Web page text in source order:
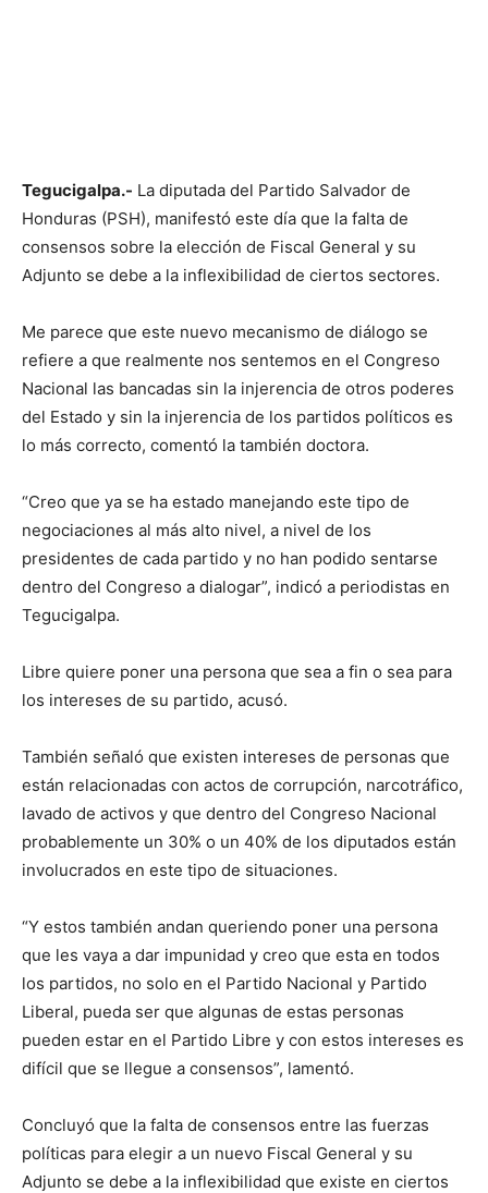
Tegucigalpa.- La diputada del Partido Salvador de
Honduras (PSH), manifestó este día que la falta de
consensos sobre la elección de Fiscal General y su
Adjunto se debe a la inflexibilidad de ciertos sectores.
Me parece que este nuevo mecanismo de diálogo se
refiere a que realmente nos sentemos en el Congreso
Nacional las bancadas sin la injerencia de otros poderes
del Estado y sin la injerencia de los partidos políticos es
lo más correcto, comentó la también doctora.
“Creo que ya se ha estado manejando este tipo de
negociaciones al más alto nivel, a nivel de los
presidentes de cada partido y no han podido sentarse
dentro del Congreso a dialogar”, indicó a periodistas en
Tegucigalpa.
Libre quiere poner una persona que sea a fin o sea para
los intereses de su partido, acusó.
También señaló que existen intereses de personas que
están relacionadas con actos de corrupción, narcotráfico,
lavado de activos y que dentro del Congreso Nacional
probablemente un 30% o un 40% de los diputados están
involucrados en este tipo de situaciones.
“Y estos también andan queriendo poner una persona
que les vaya a dar impunidad y creo que esta en todos
los partidos, no solo en el Partido Nacional y Partido
Liberal, pueda ser que algunas de estas personas
pueden estar en el Partido Libre y con estos intereses es
difícil que se llegue a consensos”, lamentó.
Concluyó que la falta de consensos entre las fuerzas
políticas para elegir a un nuevo Fiscal General y su
Adjunto se debe a la inflexibilidad que existe en ciertos